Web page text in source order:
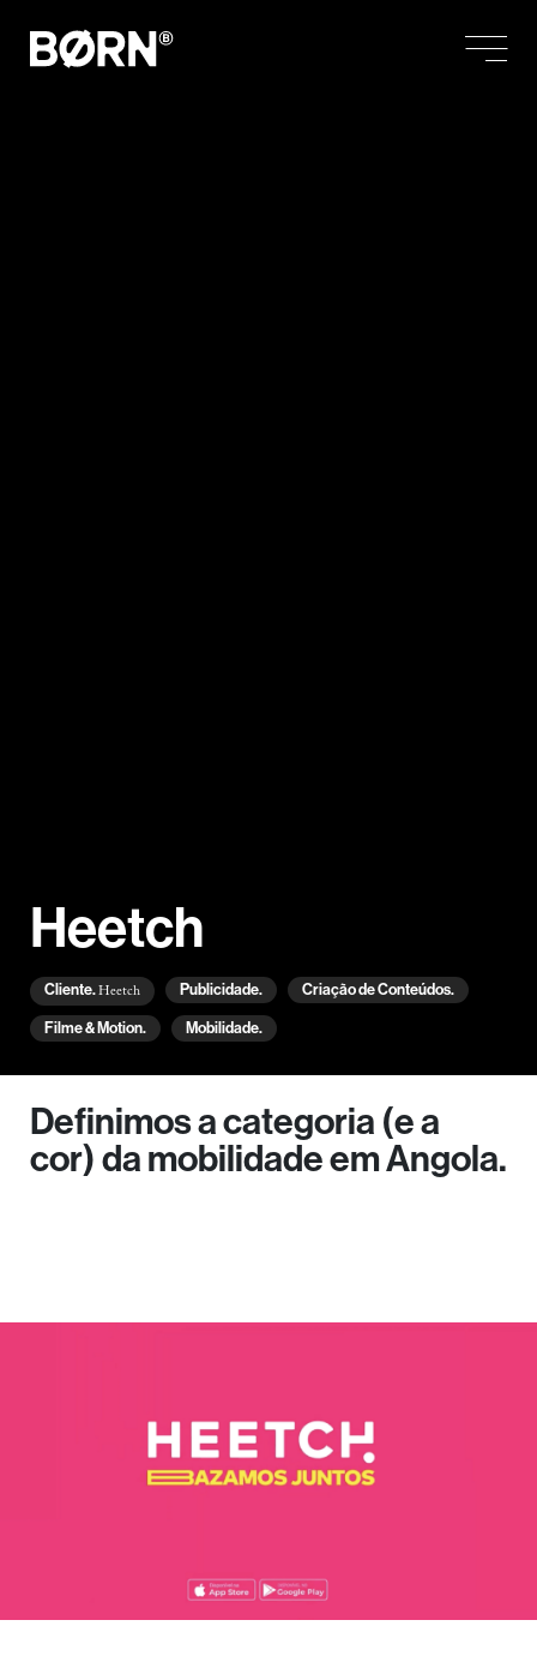
Heetch
Cliente.Heetch Publicidade. Criação de Conteúdos.
Filme & Motion. Mobilidade.
Definimos a categoria (e a
cor) da mobilidade em Angola.